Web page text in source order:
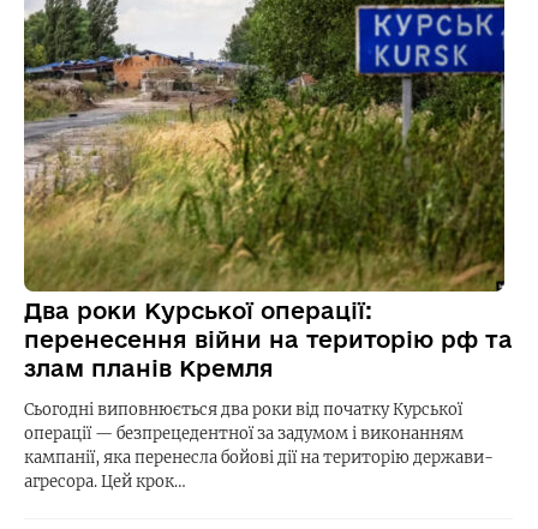
Два роки Курської операції:
перенесення війни на територію рф та
злам планів Кремля
Сьогодні виповнюється два роки від початку Курської
операції — безпрецедентної за задумом і виконанням
кампанії, яка перенесла бойові дії на територію держави-
агресора. Цей крок…